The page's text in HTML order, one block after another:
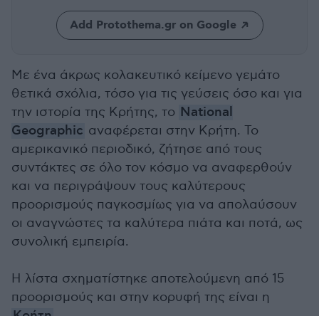
Add Protothema.gr on Google
Με ένα άκρως κολακευτικό κείμενο γεμάτο
θετικά σχόλια, τόσο για τις γεύσεις όσο και για
την ιστορία της Κρήτης, το National
Geographic αναφέρεται στην Κρήτη. Το
αμερικανικό περιοδικό, ζήτησε από τους
συντάκτες σε όλο τον κόσμο να αναφερθούν
και να περιγράψουν τους καλύτερους
προορισμούς παγκοσμίως για να απολαύσουν
οι αναγνώστες τα καλύτερα πιάτα και ποτά, ως
συνολική εμπειρία.
Η λίστα σχηματίστηκε αποτελούμενη από 15
προορισμούς και στην κορυφή της είναι η